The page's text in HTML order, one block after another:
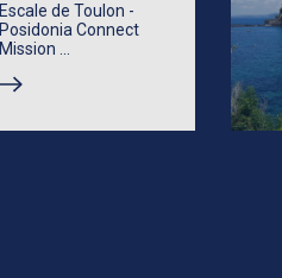
Escale de Toulon -
Posidonia Connect
Mission ...